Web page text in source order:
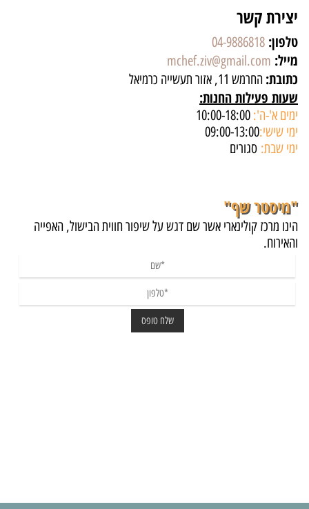
יצירת קשר
טלפון: 04-9886818
מייל: mchef.ziv@gmail.com
כתובת: החרמש 11, אזור תעשייה כרמיאל
שעות פעילות החנות:
ימים א'-ה':
ימי שישי:09:00-13:00
ימי שבת: סגורים
"מיסטר שף"
הינו מרכז קולינארי אשר שם דגש על שיפור חווית הבישול, האפייה
והאירוח.